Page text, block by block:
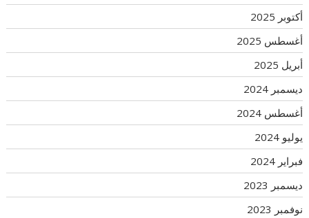
أكتوبر 2025
أغسطس 2025
أبريل 2025
ديسمبر 2024
أغسطس 2024
يوليو 2024
فبراير 2024
ديسمبر 2023
نوفمبر 2023